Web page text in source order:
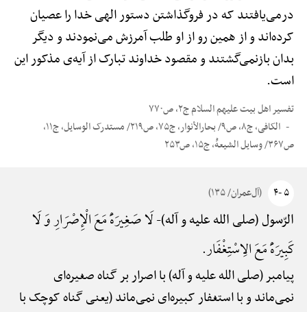
درمی‌یافتند که در فروگذاشتن دستور الهی خدا را عصیان
کرده‌اند و از همین رو از او طلب آمرزش می‌نمودند و دیگر
بدان بازنمی‌گشتند و مقصود خداوند تبارک از آیه‌ی مذکور این
است.
تفسیر اهل بیت علیهم السلام ج۲، ص۷۷۰
الکافی، ج۸، ص۹/ بحارالأنوار، ج۷۵، ص۲۱۹/ مستدرک الوسایل، ج۱۱،
ص۳۶۷/ وسایل الشیعهًْ، ج۱۵، ص۲۵۳
۵ -۴ (آل‌عمران/ ۱۳۵)
الرّسول (صلی الله علیه و آله)-لَا صَغِیرَهًَْ مَعَ الْإِصْرَارِ وَ لَا
کَبِیرَهًَْ مَعَ الِاسْتِغْفَار.
پیامبر (صلی الله علیه و آله) با اصرار بر گناه صغیره‌ای
نمی‌ماند و با استغفار کبیره‌ای نمی‌ماند (یعنی گناه کوچک با